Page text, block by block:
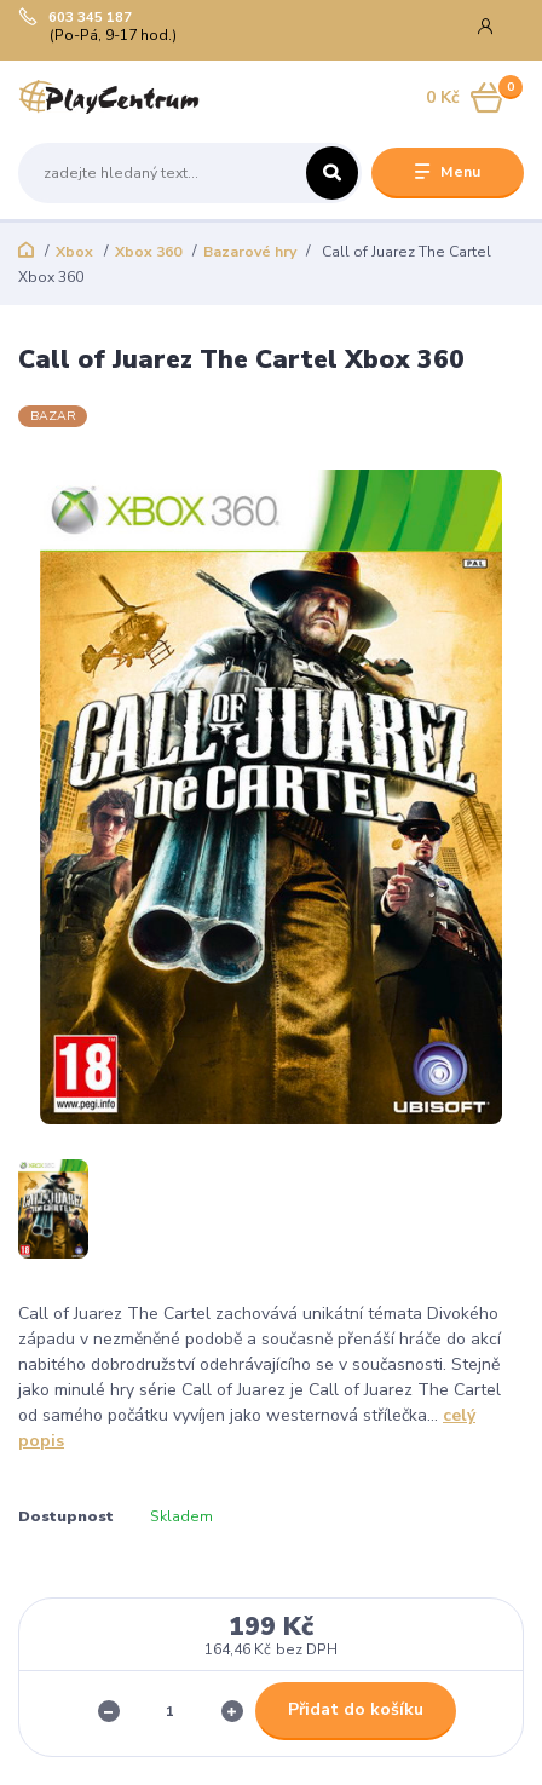
Menu
603 345 187
(Po-Pá, 9-17 hod.)
0
0 Kč
Xbox Xbox 360 Bazarové hry
Call of Juarez The Cartel
Xbox 360
Call of Juarez The Cartel Xbox 360
BAZAR
Call of Juarez The Cartel zachovává unikátní témata Divokého
západu v nezměněné podobě a současně přenáší hráče do akcí
nabitého dobrodružství odehrávajícího se v současnosti. Stejně
jako minulé hry série Call of Juarez je Call of Juarez The Cartel
od samého počátku vyvíjen jako westernová střílečka... celý
popis
Dostupnost Skladem
199 Kč
164,46 Kč bez DPH
Přidat do košíku